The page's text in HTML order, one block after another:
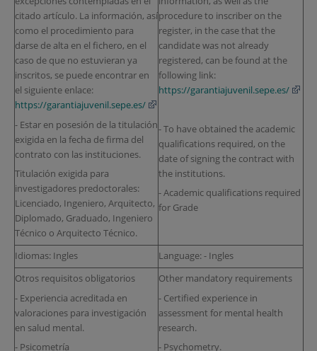
citado artículo. La información, así
como el procedimiento para
darse de alta en el fichero, en el
caso de que no estuvieran ya
inscritos, se puede encontrar en
el siguiente enlace:
https://garantiajuvenil.sepe.es/
- Estar en posesión de la titulación
exigida en la fecha de firma del
contrato con las instituciones.
Titulación exigida para
investigadores predoctorales:
Licenciado, Ingeniero, Arquitecto,
Diplomado, Graduado, Ingeniero
Técnico o Arquitecto Técnico.
procedure to inscriber on the
register, in the case that the
candidate was not already
registered, can be found at the
following link:
https://garantiajuvenil.sepe.es/
- To have obtained the academic
qualifications required, on the
date of signing the contract with
the institutions.
- Academic qualifications required
for Grade
Idiomas: Ingles
Language: - Ingles
Otros requisitos obligatorios
- Experiencia acreditada en
valoraciones para investigación
en salud mental.
- Psicometría
Other mandatory requirements
- Certified experience in
assessment for mental health
research.
- Psychometry.